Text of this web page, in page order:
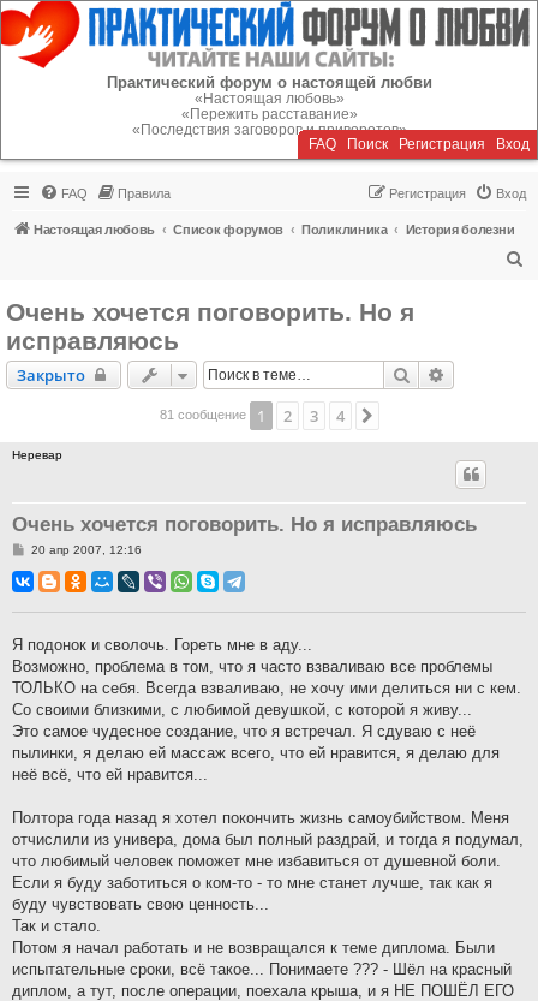
Регистрация
Практический форум о настоящей любви
«Настоящая любовь»
«Пережить расставание»
«Последствия заговоров и приворотов»
FAQ Поиск Регистрация Вход
FAQ Правила Вход
Регистрация
Настоящая любовь Список форумов Поликлиника
История болезни
Очень хочется поговорить. Но я
исправляюсь
Закрыто
Закрыто Поиск
81 сообщение 1 2 3 4
Неревар
Очень хочется поговорить. Но я исправляюсь
С
о
б
и
е
20 апр 2007, 12:16
Я подонок и сволочь. Гореть мне в аду...
Возможно, проблема в том, что я часто взваливаю все проблемы
ТОЛЬКО на себя. Всегда взваливаю, не хочу ими делиться ни с кем.
Со своими близкими, с любимой девушкой, с которой я живу...
Это самое чудесное создание, что я встречал. Я сдуваю с неё
пылинки, я делаю ей массаж всего, что ей нравится, я делаю для
неё всё, что ей нравится...
Полтора года назад я хотел покончить жизнь самоубийством. Меня
отчислили из универа, дома был полный раздрай, и тогда я подумал,
что любимый человек поможет мне избавиться от душевной боли.
Если я буду заботиться о ком-то - то мне станет лучше, так как я
буду чувствовать свою ценность...
Так и стало.
Потом я начал работать и не возвращался к теме диплома. Были
испытательные сроки, всё такое... Понимаете ??? - Шёл на красный
диплом, а тут, после операции, поехала крыша, и я НЕ ПОШЁЛ ЕГО